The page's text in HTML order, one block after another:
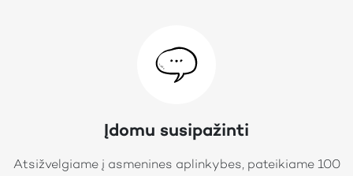
Įdomu susipažinti
Atsižvelgiame į asmenines aplinkybes, pateikiame 100